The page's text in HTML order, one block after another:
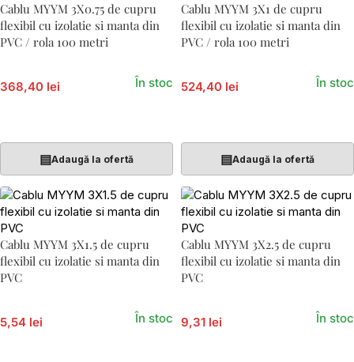
Cablu MYYM 3X0.75 de cupru
flexibil cu izolatie si manta din
PVC / rola 100 metri
368,40 lei În stoc
▤Adaugă la ofertă
Cablu MYYM 3X1 de cupru
flexibil cu izolatie si manta din
PVC / rola 100 metri
524,40 lei În stoc
▤Adaugă la ofertă
Cablu MYYM 3X1.5 de cupru
flexibil cu izolatie si manta din
PVC
5,54 lei În stoc
Cablu MYYM 3X2.5 de cupru
flexibil cu izolatie si manta din
PVC
9,31 lei În stoc